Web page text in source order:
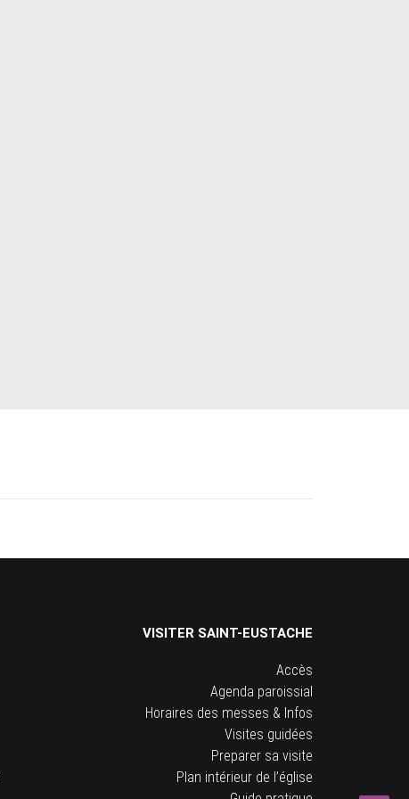
VISITER SAINT-EUSTACHE
Accès
Agenda paroissial
Horaires des messes & Infos
Visites guidées
Preparer sa visite
Plan intérieur de l’église